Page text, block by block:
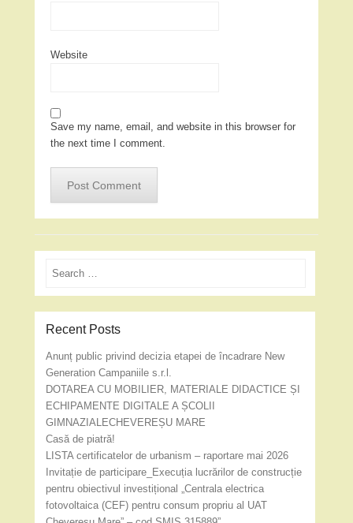
Website
Save my name, email, and website in this browser for
the next time I comment.
Search
Recent Posts
Anunț public privind decizia etapei de încadrare New
Generation Campaniile s.r.l.
DOTAREA CU MOBILIER, MATERIALE DIDACTICE ȘI
ECHIPAMENTE DIGITALE A ȘCOLII
GIMNAZIALECHEVEREȘU MARE
Casă de piatră!
LISTA certificatelor de urbanism – raportare mai 2026
Invitație de participare_Execuția lucrărilor de construcție
pentru obiectivul investițional „Centrala electrica
fotovoltaica (CEF) pentru consum propriu al UAT